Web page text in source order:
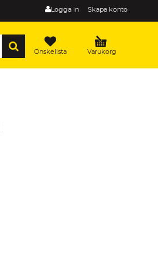
Logga in Skapa konto
Varukorg
Önskelista